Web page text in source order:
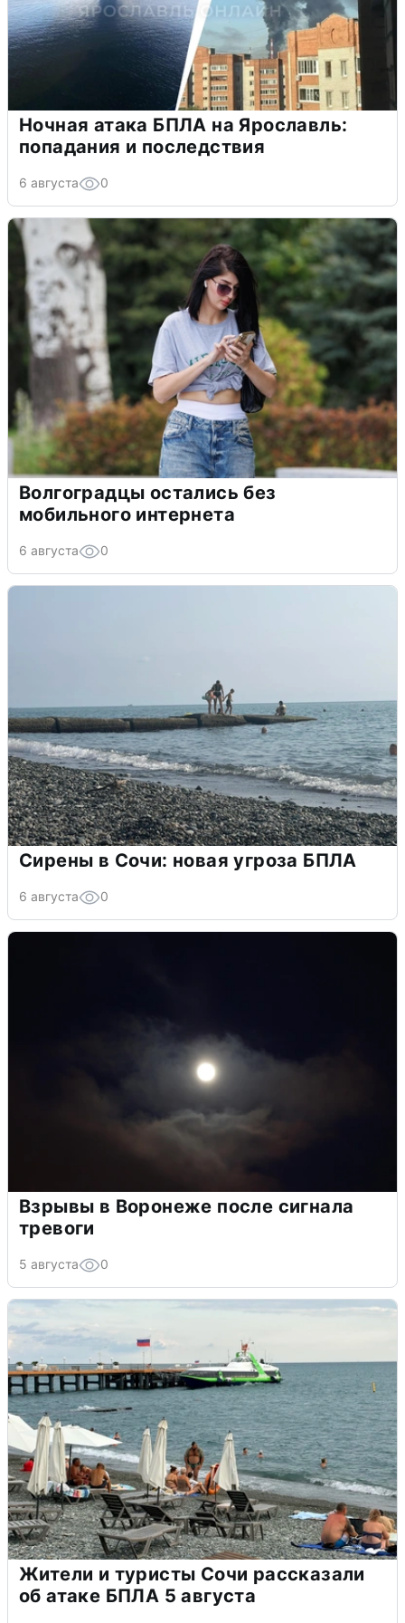
Ночная атака БПЛА на Ярославль:
попадания и последствия
6 августа 0
Волгоградцы остались без
мобильного интернета
6 августа 0
Сирены в Сочи: новая угроза БПЛА
6 августа 0
Взрывы в Воронеже после сигнала
тревоги
5 августа 0
Жители и туристы Сочи рассказали
об атаке БПЛА 5 августа